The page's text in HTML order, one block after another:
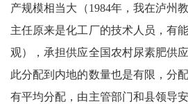
宜
宾
播
报
产规模相当大（1984年，我在泸州
主任原来是化工厂的技术人员，有
观），承担供应全国农村尿素肥供
此分配到内地的数量也是有限，分
有平均分配，由主管部门和县领导